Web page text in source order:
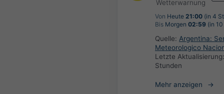
Wetterwarnung
Von Heute 21:00 (in 4
Bis Morgen 02:59 (in
Quelle: Argentina:
Meteorologico
Letzte
Stunden
Mehr anzeigen